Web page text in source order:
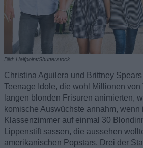
Bild: Halfpoint/Shutterstock
Christina Aguilera und Brittney
Teenage Idole, die wohl Millionen von
langen blonden Frisuren animierten,
komische Auswüchste annahm, wenn
Klassenzimmer auf einmal 30
Lippenstift sassen, die aussehen
amerikanischen Popstars. Drei der